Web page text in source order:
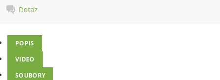
Dotaz
POPIS
VIDEO
SOUBORY